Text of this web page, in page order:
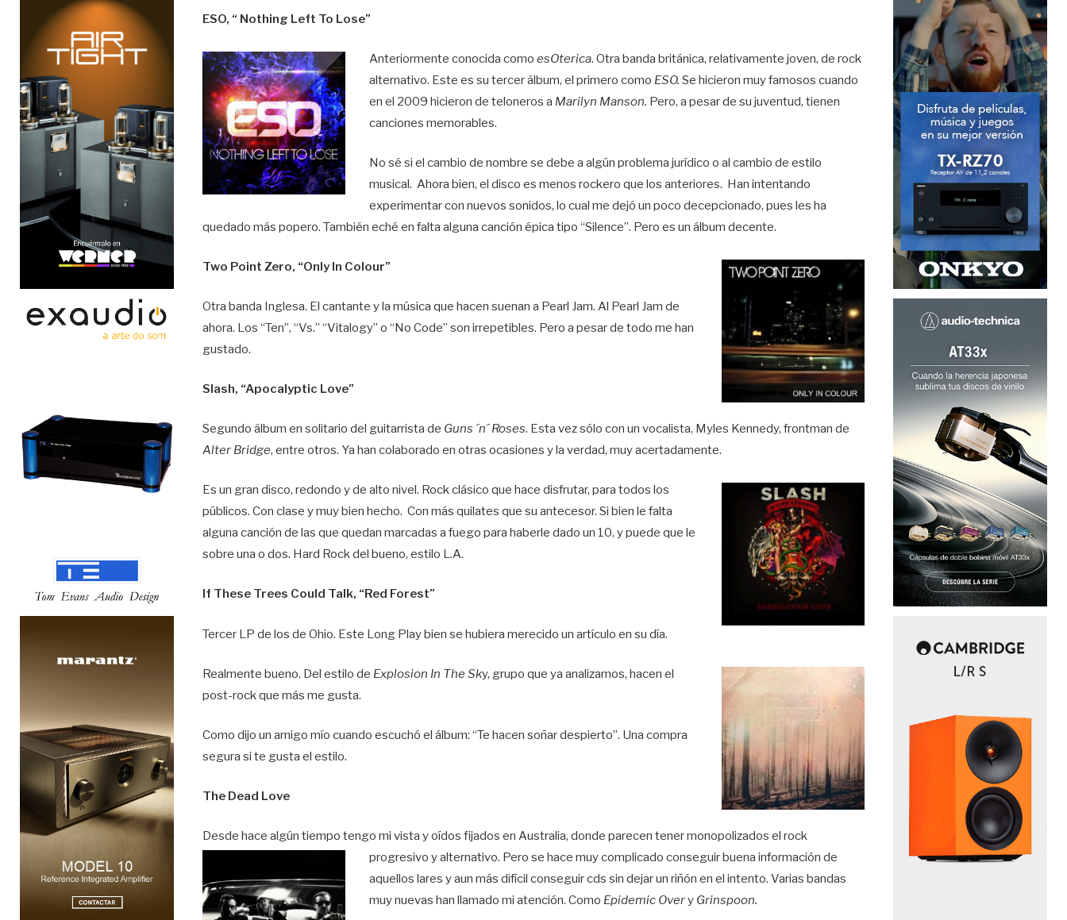
ESO, “ Nothing Left To Lose”
Anteriormente conocida comoesOterica. Otra banda británica, relativamente joven, de rock
alternativo. Este es su tercer álbum, el primero como ESO. Se hicieron muy famosos cuando
en el 2009 hicieron de teloneros a Marilyn Manson. Pero, a pesar de su juventud, tienen
canciones memorables.
No sé si el cambio de nombre se debe a algún problema jurídico o al cambio de estilo
musical. Ahora bien, el disco es menos rockero que los anteriores. Han intentando
experimentar con nuevos sonidos, lo cual me dejó un poco decepcionado, pues les ha
quedado más popero. También eché en falta alguna canción épica tipo “Silence”. Pero es un álbum decente.
Two Point Zero, “Only In Colour”
Otra banda Inglesa. El cantante y la música que hacen suenan a Pearl Jam. Al Pearl Jam de
ahora. Los “Ten”, “Vs.” “Vitalogy” o “No Code” son irrepetibles. Pero a pesar de todo me han
gustado.
Slash, “Apocalyptic Love”
Segundo álbum en solitario del guitarrista de Guns ´n´ Roses. Esta vez sólo con un vocalista, Myles Kennedy, frontman de
Alter Bridge, entre otros. Ya han colaborado en otras ocasiones y la verdad, muy acertadamente.
Es un gran disco, redondo y de alto nivel. Rock clásico que hace disfrutar, para todos los
públicos. Con clase y muy bien hecho. Con más quilates que su antecesor. Si bien le falta
alguna canción de las que quedan marcadas a fuego para haberle dado un 10, y puede que le
sobre una o dos. Hard Rock del bueno, estilo L.A.
If These Trees Could Talk, “Red Forest”
Tercer LP de los de Ohio. Este Long Play bien se hubiera merecido un artículo en su día.
Realmente bueno. Del estilo de Explosion In The Sky, grupo que ya analizamos, hacen el
post-rock que más me gusta.
Como dijo un amigo mío cuando escuchó el álbum: “Te hacen soñar despierto”. Una compra
segura si te gusta el estilo.
The Dead Love
Desde hace algún tiempo tengo mi vista y oídos fijados en Australia, donde parecen tener monopolizados el rock
progresivo y alternativo. Pero se hace muy complicado conseguir buena información de
aquellos lares y aun más difícil conseguir cds sin dejar un riñón en el intento. Varias bandas
muy nuevas han llamado mi atención. Como Epidemic Overy Grinspoon.